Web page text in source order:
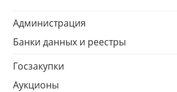
Администрация
Банки данных и реестры
Госзакупки
Аукционы